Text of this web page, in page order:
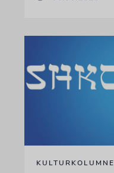
KULTURKOLUMNE